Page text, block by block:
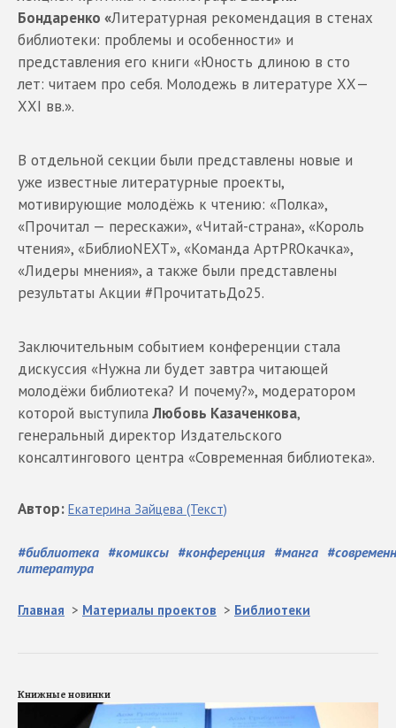
Бондаренко «Литературная рекомендация в стенах
библиотеки: проблемы и особенности» и
представления его книги «Юность длиною в сто
лет: читаем про себя. Молодежь в литературе ХХ—
ХХI вв.».
В отдельной секции были представлены новые и
уже известные литературные проекты,
мотивирующие молодёжь к чтению: «Полка»,
«Прочитал — перескажи», «Читай-страна», «Король
чтения», «БиблиоNEXT», «Команда АртPROкачка»,
«Лидеры мнения», а также были представлены
результаты Акции #ПрочитатьДо25.
Заключительным событием конференции стала
дискуссия «Нужна ли будет завтра читающей
молодёжи библиотека? И почему?», модератором
которой выступилаЛюбовь Казаченкова,
генеральный директор Издательского
консалтингового центра «Современная библиотека».
#библиотека #комиксы #конференция #манга #
литература
Автор: Екатерина Зайцева (Текст)
Главная > Материалы проектов > Библиотеки
Книжные новинки